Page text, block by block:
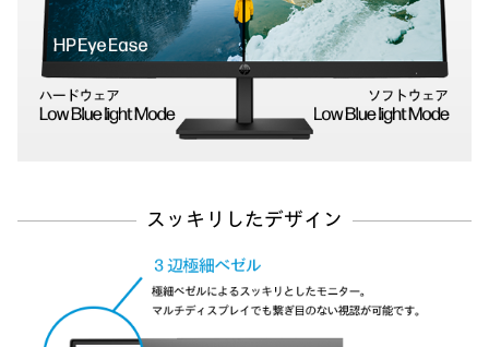
スッキリしたデザイン